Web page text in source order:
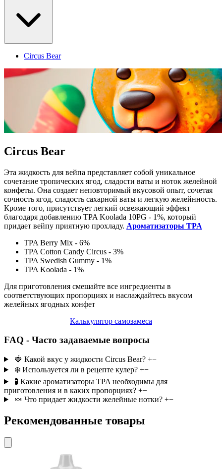
Circus Bear
Circus Bear
Эта жидкость для вейпа представляет собой уникальное
сочетание тропических ягод, сладости ваты и ноток желейной
конфеты. Она создает неповторимый вкусовой опыт, сочетая
сочность ягод, сладость сахарной ваты и легкую желейнность.
Кроме того, присутствует легкий освежающий эффект
благодаря добавлению TPA Koolada 10PG - 1%, который
придает вейпу приятную прохладу. Ароматизаторы TPA
TPA Berry Mix - 6%
TPA Cotton Candy Circus - 3%
TPA Swedish Gummy - 1%
TPA Koolada - 1%
Для приготовления смешайте все ингредиенты в
соответствующих пропорциях и наслаждайтесь вкусом
желейных ягодных конфет
Калькулятор самозамеса
FAQ - Часто задаваемые вопросы
🍓 Какой вкус у жидкости Circus Bear? +−
❄️ Используется ли в рецепте кулер? +−
🧪 Какие ароматизаторы TPA необходимы для
приготовления и в каких пропорциях? +−
🍬 Что придает жидкости желейные нотки? +−
Рекомендованные товары